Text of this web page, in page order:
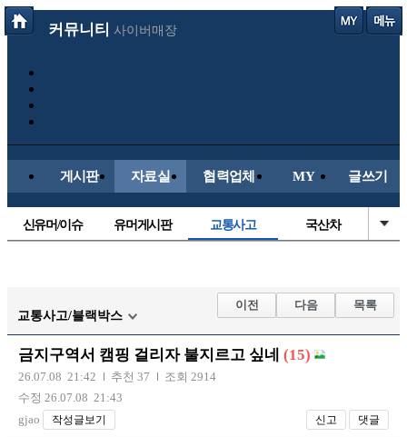
커뮤니티 사이버매장
게시판 자료실 협력업체 MY 글쓰기
신유머/이슈 유머게시판 교통사고 국산차
자유사진 군사/무기
트럭/버스 항공/해운/철도
장착시공사진
교통사고/블랙박스
이전 다음 목록
금지구역서 캠핑 걸리자 불지르고 싶네 (15)
26.07.08 21:42 추천 37
조회 2914
수정 26.07.08 21:43
gjao
작성글보기 신고 댓글